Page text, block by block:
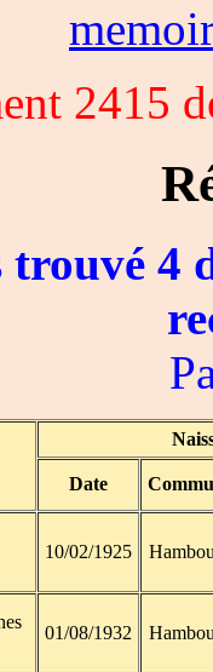
2415
trouvé 4
Date
10/02/1925
01/08/1932